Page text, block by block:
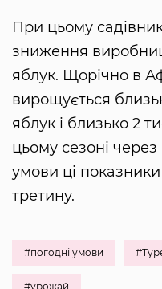
При цьому
зниження
яблук. Щорічно в
вирощується
яблук і близько 2
цьому сезоні
умови ці
третину.
#погодні умови
#урожай